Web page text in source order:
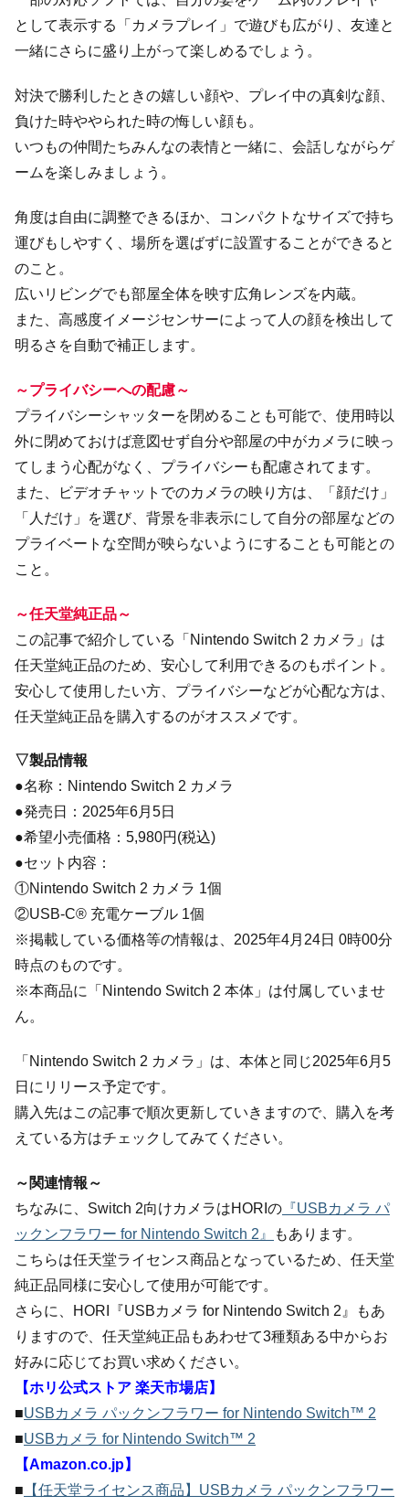
として表示する「カメラプレイ」で遊びも広がり、友達と
一緒にさらに盛り上がって楽しめるでしょう。
対決で勝利したときの嬉しい顔や、プレイ中の真剣な顔、
負けた時ややられた時の悔しい顔も。
いつもの仲間たちみんなの表情と一緒に、会話しながらゲ
ームを楽しみましょう。
角度は自由に調整できるほか、コンパクトなサイズで持ち
運びもしやすく、場所を選ばずに設置することができると
のこと。
広いリビングでも部屋全体を映す広角レンズを内蔵。
また、高感度イメージセンサーによって人の顔を検出して
明るさを自動で補正します。
～プライバシーへの配慮～
プライバシーシャッターを閉めることも可能で、使用時以
外に閉めておけば意図せず自分や部屋の中がカメラに映っ
てしまう心配がなく、プライバシーも配慮されてます。
また、ビデオチャットでのカメラの映り方は、「顔だけ」
「人だけ」を選び、背景を非表示にして自分の部屋などの
プライベートな空間が映らないようにすることも可能との
こと。
～任天堂純正品～
この記事で紹介している「Nintendo Switch 2 カメラ」は
任天堂純正品のため、安心して利用できるのもポイント。
安心して使用したい方、プライバシーなどが心配な方は、
任天堂純正品を購入するのがオススメです。
▽製品情報
●名称：Nintendo Switch 2 カメラ
●発売日：2025年6月5日
●希望小売価格：5,980円(税込)
●セット内容：
①Nintendo Switch 2 カメラ 1個
②USB-C® 充電ケーブル 1個
※掲載している価格等の情報は、2025年4月24日 0時00分
時点のものです。
※本商品に「Nintendo Switch 2 本体」は付属していませ
ん。
「Nintendo Switch 2 カメラ」は、本体と同じ2025年6月5
日にリリース予定です。
購入先はこの記事で順次更新していきますので、購入を考
えている方はチェックしてみてください。
～関連情報～
ちなみに、Switch 2向けカメラはHORIの 『USBカメラ パ
ックンフラワー for Nintendo Switch 2』
もあります。
こちらは任天堂ライセンス商品となっているため、任天堂
純正品同様に安心して使用が可能です。
さらに、HORI『USBカメラ for Nintendo Switch 2』もあ
りますので、任天堂純正品もあわせて3種類ある中からお
好みに応じてお買い求めください。
【ホリ公式ストア 楽天市場店】
■USBカメラ パックンフラワー for Nintendo Switch™ 2
■USBカメラ for Nintendo Switch™ 2
【Amazon.co.jp】
■ 【任天堂ライセンス商品】USBカメラ パックンフラワー